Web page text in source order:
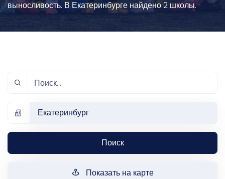
выносливость. В Екатеринбурге найдено 2 школы.
Екатеринбург
Поиск
Показать на карте